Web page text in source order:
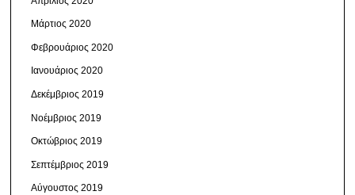
Μάρτιος 2020
Φεβρουάριος 2020
Ιανουάριος 2020
Δεκέμβριος 2019
Νοέμβριος 2019
Οκτώβριος 2019
Σεπτέμβριος 2019
Αύγουστος 2019